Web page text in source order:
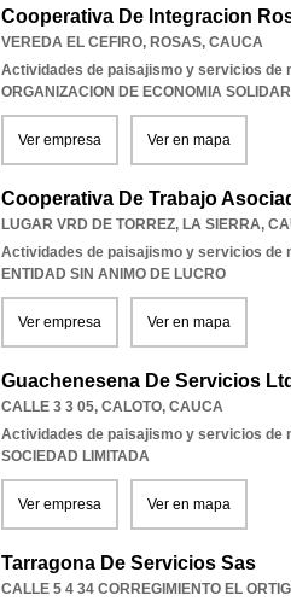
Cooperativa De Integracion
VEREDA EL CEFIRO, ROSAS, CAUCA
Actividades de paisajismo y servicios de
ORGANIZACION DE ECONOMIA
Ver empresa Ver en mapa
Cooperativa De Trabajo
LUGAR VRD DE TORREZ, LA SIERRA,
Actividades de paisajismo y servicios de
ENTIDAD SIN ANIMO DE LUCRO
Ver empresa Ver en mapa
Guachenesena De Servicios
CALLE 3 3 05, CALOTO, CAUCA
Actividades de paisajismo y servicios de
SOCIEDAD LIMITADA
Ver empresa Ver en mapa
Tarragona De Servicios Sas
CALLE 5 4 34 CORREGIMIENTO EL